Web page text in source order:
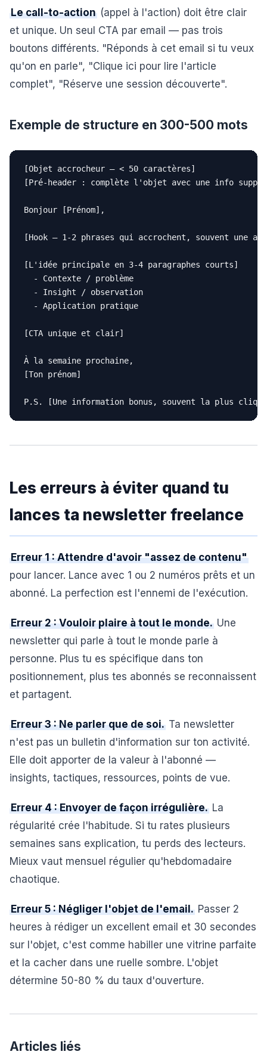
Le call-to-action (appel à l'action) doit être clair
et unique. Un seul CTA par email — pas trois
boutons différents. "Réponds à cet email si tu veux
qu'on en parle", "Clique ici pour lire l'article
complet", "Réserve une session découverte".
Exemple de structure en 300-500 mots
[Objet accrocheur — < 50 caractères]
[Pré-header : complète l'objet avec une info
Bonjour [Prénom],
[Hook — 1-2 phrases qui accrochent, souvent une
[L'idée principale en 3-4 paragraphes courts]
  - Contexte / problème
  - Insight / observation
  - Application pratique
[CTA unique et clair]
À la semaine prochaine,
[Ton prénom]
Les erreurs à éviter quand tu
lances ta newsletter freelance
Erreur 1 : Attendre d'avoir "assez de contenu"
pour lancer. Lance avec 1 ou 2 numéros prêts et un
abonné. La perfection est l'ennemi de l'exécution.
Erreur 2 : Vouloir plaire à tout le monde. Une
newsletter qui parle à tout le monde parle à
personne. Plus tu es spécifique dans ton
positionnement, plus tes abonnés se reconnaissent
et partagent.
Erreur 3 : Ne parler que de soi. Ta newsletter
n'est pas un bulletin d'information sur ton activité.
Elle doit apporter de la valeur à l'abonné —
insights, tactiques, ressources, points de vue.
Erreur 4 : Envoyer de façon irrégulière. La
régularité crée l'habitude. Si tu rates plusieurs
semaines sans explication, tu perds des lecteurs.
Mieux vaut mensuel régulier qu'hebdomadaire
chaotique.
Erreur 5 : Négliger l'objet de l'email. Passer 2
heures à rédiger un excellent email et 30 secondes
sur l'objet, c'est comme habiller une vitrine parfaite
et la cacher dans une ruelle sombre. L'objet
détermine 50-80 % du taux d'ouverture.
Articles liés